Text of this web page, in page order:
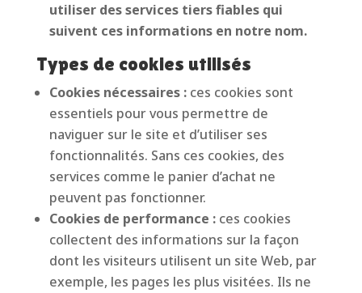
utiliser des services tiers fiables qui
suivent ces informations en notre nom.
Types de cookies utilisés
Cookies nécessaires :ces cookies sont
essentiels pour vous permettre de
naviguer sur le site et d’utiliser ses
fonctionnalités. Sans ces cookies, des
services comme le panier d’achat ne
peuvent pas fonctionner.
Cookies de performance :ces cookies
collectent des informations sur la façon
dont les visiteurs utilisent un site Web, par
exemple, les pages les plus visitées. Ils ne